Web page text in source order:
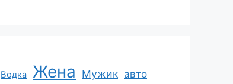
Водка Жена Мужик авто